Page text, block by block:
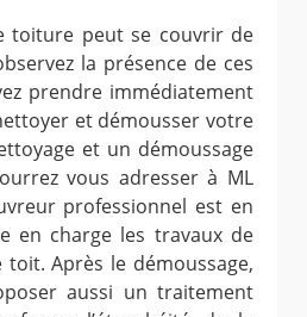
toiture peut se couvrir de
la présence de ces
prendre immédiatement
et démousser votre
et un démoussage
vous adresser à ML
professionnel est en
en charge les travaux de
Après le démoussage,
aussi un traitement